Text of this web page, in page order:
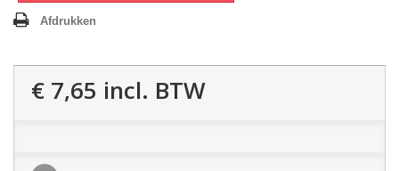
Afdrukken
€ 7,65 incl. BTW